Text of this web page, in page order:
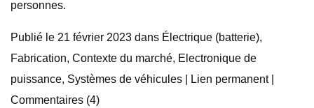
personnes.
Publié le 21 février 2023 dans Électrique (batterie),
Fabrication, Contexte du marché, Electronique de
puissance, Systèmes de véhicules | Lien permanent |
Commentaires (4)